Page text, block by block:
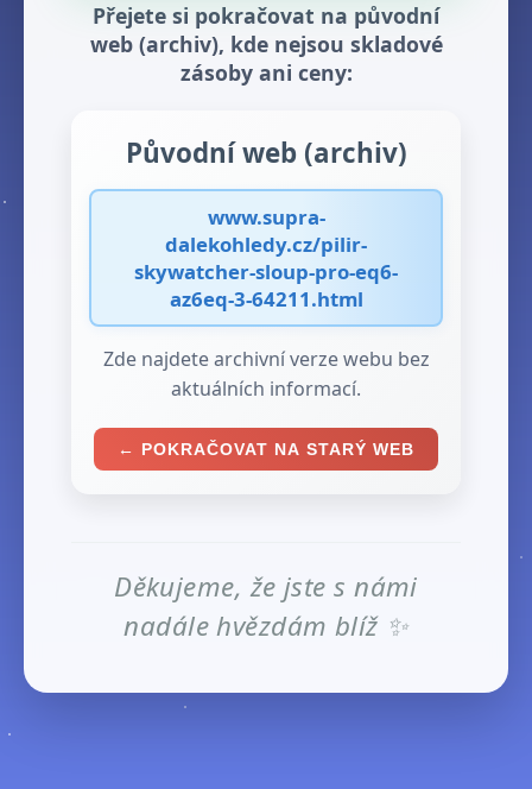
Přejete si pokračovat na původní
web (archiv), kde nejsou skladové
zásoby ani ceny:
Původní web (archiv)
www.supra-
dalekohledy.cz/pilir-
skywatcher-sloup-pro-eq6-
az6eq-3-64211.html
Zde najdete archivní verze webu bez
aktuálních informací.
← POKRAČOVAT NA STARÝ WEB
Děkujeme, že jste s námi
nadále hvězdám blíž ✨